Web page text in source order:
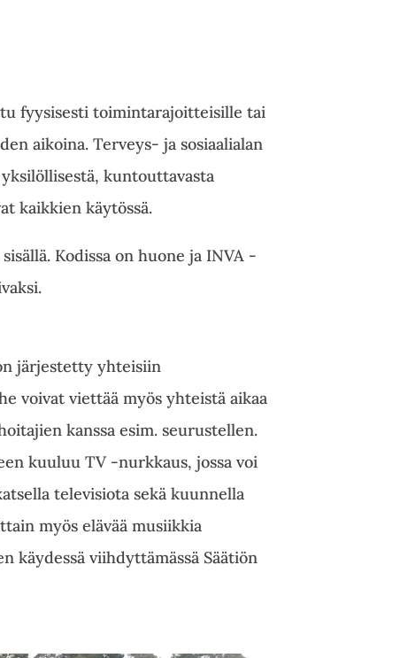
fyysisesti toimintarajoitteisille tai
aikoina. Terveys- ja sosiaalialan
kuntouttavasta
kaikkien käytössä.
Kodissa on huone ja INVA -
järjestetty yhteisiin
voivat viettää myös yhteistä aikaa
kanssa esim. seurustellen.
kuuluu TV -nurkkaus, jossa voi
televisiota sekä kuunnella
myös elävää musiikkia
käydessä viihdyttämässä Säätiön